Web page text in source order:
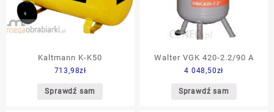
Kaltmann K-K50
713,98zł
Sprawdź sam
Walter VGK 420-2.2/90 A
4 048,50zł
Sprawdź sam